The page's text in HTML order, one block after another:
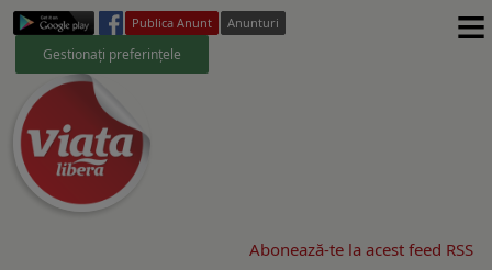
Publica Anunt Anunturi
Gestionați preferințele ≡
Abonează-te la acest feed RSS